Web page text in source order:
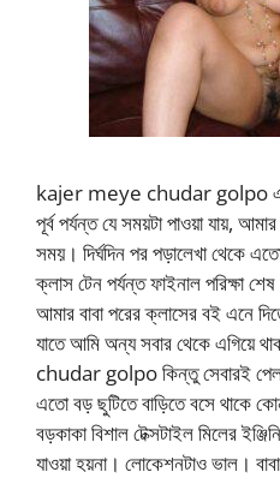
kajer meye chudar golpo
পূর্ব পর্যন্ত যে সময়টা পাওয়া যায়,
সময়। দির্ঘদিন পর পড়ালেখা থেকে
ক্লাস টেন পর্যন্ত ফাইনাল পরিক্ষা
আমার বাবা পরের ক্লাসের বই এনে
যাতে আমি অন্য সবার থেকে এগিয়ে
chudar golpo কিন্তু সেবারই
এতো বড় ছুটিতে বাড়িতে বসে থাকে
বড়কাকা বিশাল টেক্সটাইল মিলের
যাওয়া হয়না। লোকেশনটাও ভাল।